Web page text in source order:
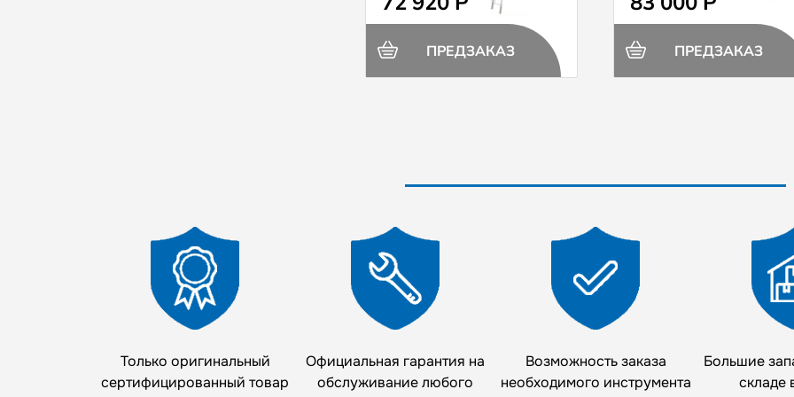
ПРЕДЗАКАЗ ПРЕДЗАКАЗ
Только оригинальный
сертифицированный товар
Официальная гарантия на
обслуживание любого
Возможность заказа
необходимого инструмента
Большие
складе